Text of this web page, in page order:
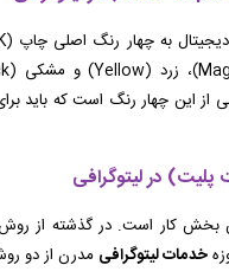
از این چهار رنگ است که باید
پلیت) در لیتوگرافی
بخش کار است. در گذشته از
خدمات لیتوگرافی مدرن از دو